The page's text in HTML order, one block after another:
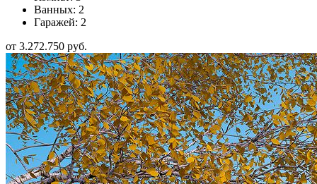
Ванных: 2
Гаражей: 2
от 3.272.750 руб.